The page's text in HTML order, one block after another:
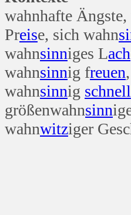
wahnhafte Ängste,
Preise, sich wahn
wahnsinniges Lach
wahnsinnig freuen
wahnsinnig schnell
größenwahnsinn
wahnwitziger